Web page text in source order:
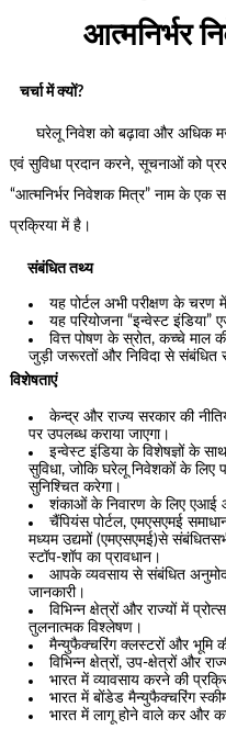
आत्मनिर्भर
चर्चा में क्यों?
घरेलू निवेश को बढ़ावा और अधिक
एवं सुविधा प्रदान करने, सूचनाओं को
“आत्मनिर्भर निवेशक मित्र” नाम के एक
प्रक्रिया में है।
संबंधित तथ्य
यह पोर्टल अभी परीक्षण के चरण
यह परियोजना “इन्वेस्ट इंडिया”
वित्त पोषण के स्रोत, कच्चे माल
जुड़ी जरूरतों और निविदा से संबंधित
विशेषताएं
केन्द्र और राज्य सरकार की
पर उपलब्ध कराया जाएगा।
इन्वेस्ट इंडिया के विशेषज्ञों के
सुविधा, जोकि घरेलू निवेशकों के लिए
सुनिश्चित करेगा।
शंकाओं के निवारण के लिए एआई
चैंपियंस पोर्टल, एमएसएमई
मध्‍यम उद्यमों (एमएसएमई)से
स्टॉप-शॉप का प्रावधान।
आपके व्यवसाय से संबंधित
जानकारी।
विभिन्न क्षेत्रों और राज्यों में
तुलनात्मक विश्लेषण।
मैन्युफैक्चरिंग क्लस्टरों और भूमि
विभिन्न क्षेत्रों, उप-क्षेत्रों और
भारत में व्यावसाय करने की
भारत में बोंडेड मैन्युफैक्चरिंग
भारत में लागू होने वाले कर और